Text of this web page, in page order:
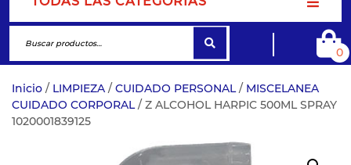
0
Inicio / LIMPIEZA / CUIDADO PERSONAL/ MISCELANEA
CUIDADO CORPORAL/ Z ALCOHOL HARPIC 500ML SPRAY
1020001839125